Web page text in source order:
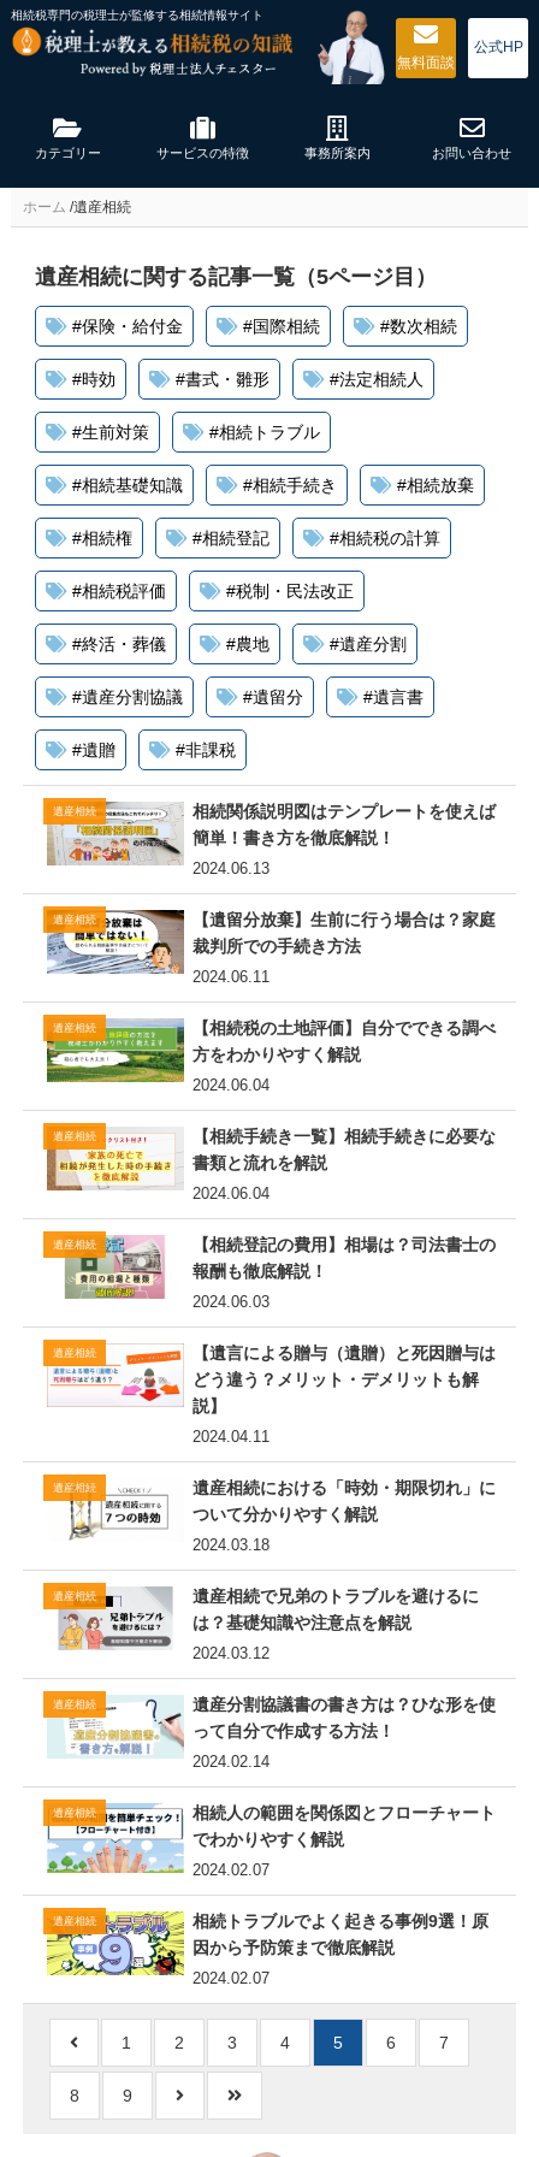
相続税専門の税理士が監修する相続情報サイト
無料面談
公式HP
カテゴリー サービスの特徴 事務所案内 お問い合わせ
ホーム /遺産相続
遺産相続に関する記事一覧（5ページ目）
#保険・給付金 #国際相続 #数次相続
#時効 #書式・雛形 #法定相続人
#生前対策 #相続トラブル
#相続基礎知識 #相続手続き #相続放棄
#相続権 #相続登記 #相続税の計算
#相続税評価 #税制・民法改正
#終活・葬儀 #農地 #遺産分割
#遺産分割協議 #遺留分 #遺言書
#遺贈 #非課税
遺産相続
2024.06.13
相続関係説明図はテンプレートを使えば
簡単！書き方を徹底解説！
遺産相続
2024.06.11
【遺留分放棄】生前に行う場合は？家庭
裁判所での手続き方法
遺産相続
2024.06.04
【相続税の土地評価】自分でできる調べ
方をわかりやすく解説
遺産相続
2024.06.04
【相続手続き一覧】相続手続きに必要な
書類と流れを解説
遺産相続
2024.06.03
【相続登記の費用】相場は？司法書士の
報酬も徹底解説！
遺産相続
2024.04.11
【遺言による贈与（遺贈）と死因贈与は
どう違う？メリット・デメリットも解
説】
遺産相続
2024.03.18
遺産相続における「時効・期限切れ」に
ついて分かりやすく解説
遺産相続
2024.03.12
遺産相続で兄弟のトラブルを避けるに
は？基礎知識や注意点を解説
遺産相続
2024.02.14
遺産分割協議書の書き方は？ひな形を使
って自分で作成する方法！
遺産相続
2024.02.07
相続人の範囲を関係図とフローチャート
でわかりやすく解説
遺産相続
2024.02.07
相続トラブルでよく起きる事例9選！原
因から予防策まで徹底解説
1 2 3 4 5 6 7
8 9